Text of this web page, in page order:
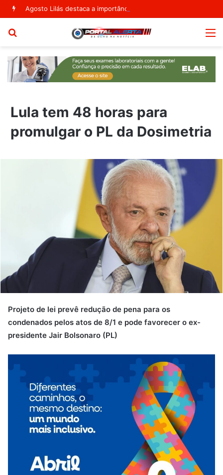
Lula tem 48 horas para
promulgar o PL da Dosimetria
Projeto de lei prevê redução de pena para os
condenados pelos atos de 8/1 e pode favorecer o ex-
presidente Jair Bolsonaro (PL)